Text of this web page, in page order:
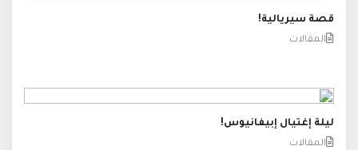
قصة سيريالية!
المقالات
ليلة إغتيال إبيفانيوس!
المقالات